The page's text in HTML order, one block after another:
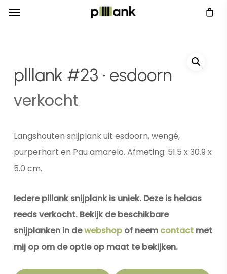
SkipMenu
plllank #23 • esdoorn
verkocht
Langshouten snijplank uit esdoorn, wengé,
purperhart en Pau amarelo. Afmeting: 51.5 x 30.9 x
5.0 cm.
Iedere plllank snijplank is uniek. Deze is helaas
reeds verkocht. Bekijk de beschikbare
snijplanken in dewebshopof neem contactmet
mij op om de optie op maat te bekijken.
Menu